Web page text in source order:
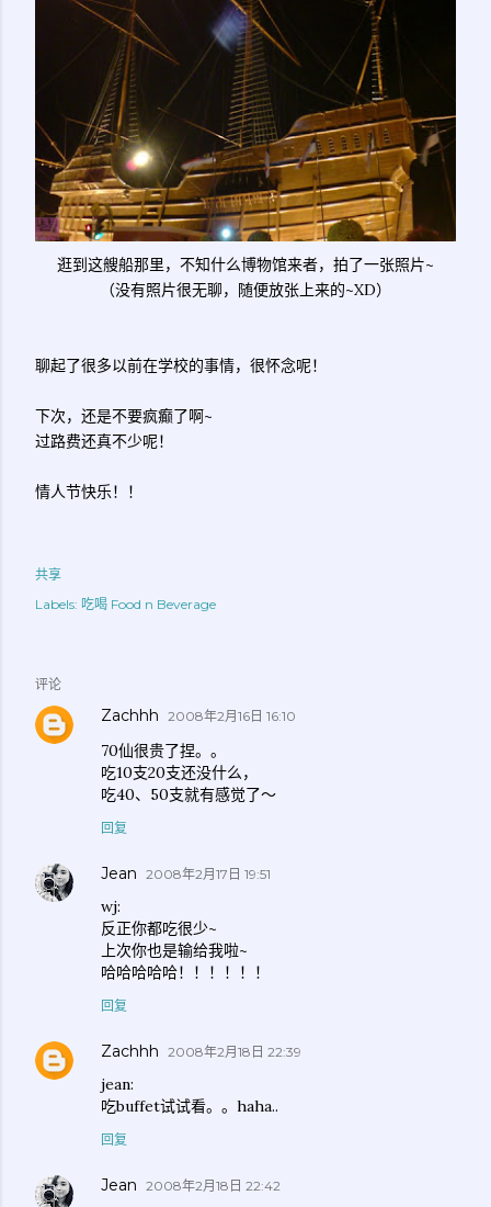
逛到这艘船那里，不知什么博物馆来者，拍了一张照片~
（没有照片很无聊，随便放张上来的~XD）
聊起了很多以前在学校的事情，很怀念呢！
下次，还是不要疯癫了啊~
过路费还真不少呢！
情人节快乐！！
共享
Labels: 吃喝 Food n Beverage
评论
Zachhh 2008年2月16日 16:10
70仙很贵了捏。。
吃10支20支还没什么，
吃40、50支就有感觉了～
回复
Jean 2008年2月17日 19:51
wj:
反正你都吃很少~
上次你也是输给我啦~
哈哈哈哈哈！！！！！！
回复
Zachhh 2008年2月18日 22:39
jean:
吃buffet试试看。。haha..
回复
Jean 2008年2月18日 22:42